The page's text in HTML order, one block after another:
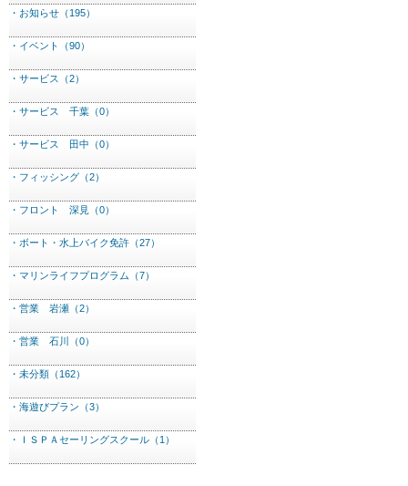
・お知らせ（195）
・イベント（90）
・サービス（2）
・サービス 千葉（0）
・サービス 田中（0）
・フィッシング（2）
・フロント 深見（0）
・ボート・水上バイク免許（27）
・マリンライフプログラム（7）
・営業 岩瀬（2）
・営業 石川（0）
・未分類（162）
・海遊びプラン（3）
・ＩＳＰＡセーリングスクール（1）